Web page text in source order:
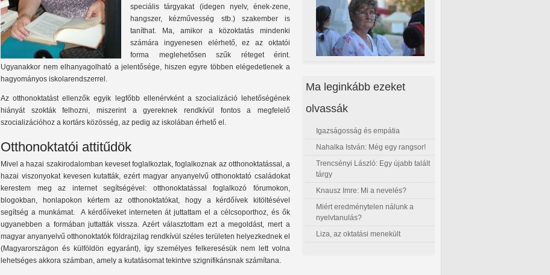
speciális tárgyakat (idegen nyelv, ének-zene,
hangszer, kézművesség stb.) szakember is
taníthat. Ma, amikor a közoktatás mindenki
számára ingyenesen elérhető, ez az oktatói
forma meglehetősen szűk réteget érint.
Ugyanakkor nem elhanyagolható a jelentősége, hiszen egyre többen elégedetlenek a
hagyományos iskolarendszerrel.
Az otthonoktatást ellenzők egyik legfőbb ellenérvként a szocializáció lehetőségének
hiányát szokták felhozni, miszerint a gyereknek rendkívül fontos a megfelelő
szocializációhoz a kortárs közösség, az pedig az iskolában érhető el.
Otthonoktatói attitűdök
Mivel a hazai szakirodalomban keveset foglalkoztak, foglalkoznak az otthonoktatással, a
hazai viszonyokat kevesen kutatták, ezért magyar anyanyelvű otthonoktató családokat
kerestem meg az internet segítségével: otthonoktatással foglalkozó fórumokon,
blogokban, honlapokon kértem az otthonoktatókat, hogy a kérdőívek kitöltésével
segítség a munkámat. A kérdőíveket interneten át juttattam el a célcsoporthoz, és ők
ugyanebben a formában juttatták vissza. Azért választottam ezt a megoldást, mert a
magyar anyanyelvű otthonoktatók földrajzilag rendkívül széles területen helyezkednek el
(Magyarországon és külföldön egyaránt), így személyes felkeresésük nem lett volna
lehetséges akkora számban, amely a kutatásomat tekintve szignifikánsnak számítana.
Ma leginkább ezeket
olvassák
Igazságosság és empátia
Nahalka István: Még egy rangsor!
Trencsényi László: Egy újabb talált
tárgy
Knausz Imre: Mi a nevelés?
Miért eredménytelen nálunk a
nyelvtanulás?
Liza, az oktatási menekült